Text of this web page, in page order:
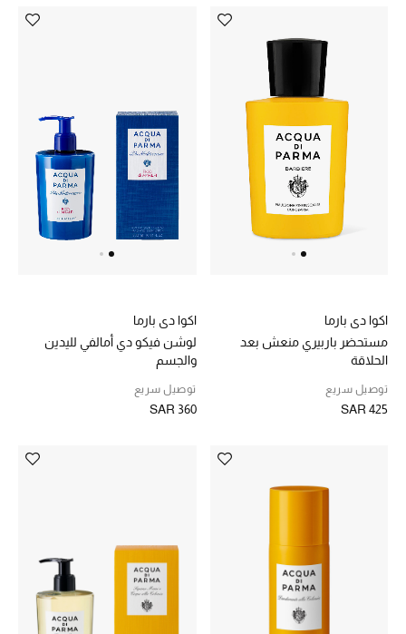
المجوهرات
عرض كل التنزيلات
أبرز المصممين
مجوهرات فاخرة للنساء
مجوهرات عصرية للنساء
مجوهرات فاخرة للأطفال
ساعات
تسوقوا المجوهرات
تسوقوا جميع الهدايا
اكوا دي بارما
مستحضر باربيري منعش بعد
الحلاقة
توصيل سريع
SAR 425
اكوا دي بارما
لوشن فيكو دي أمالفي لليدين
والجسم
توصيل سريع
SAR 360